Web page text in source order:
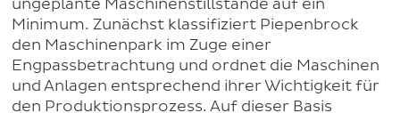
ungeplante Maschinenstillstände auf ein
Minimum. Zunächst klassifiziert Piepenbrock
den Maschinenpark im Zuge einer
Engpassbetrachtung und ordnet die Maschinen
und Anlagen entsprechend ihrer Wichtigkeit für
den Produktionsprozess. Auf dieser Basis